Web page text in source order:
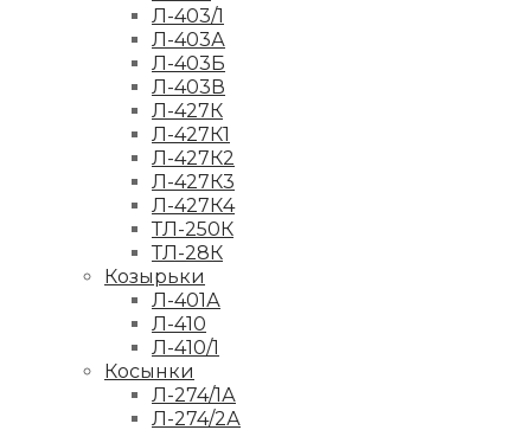
Л-403/1
Л-403А
Л-403Б
Л-403В
Л-427К
Л-427К1
Л-427К2
Л-427К3
Л-427К4
ТЛ-250К
ТЛ-28К
Козырьки
Л-401А
Л-410
Л-410/1
Косынки
Л-274/1А
Л-274/2А